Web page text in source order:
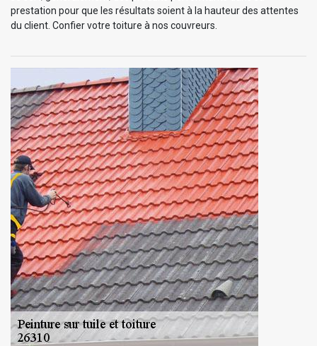
prestation pour que les résultats soient à la hauteur des attentes
du client. Confier votre toiture à nos couvreurs.